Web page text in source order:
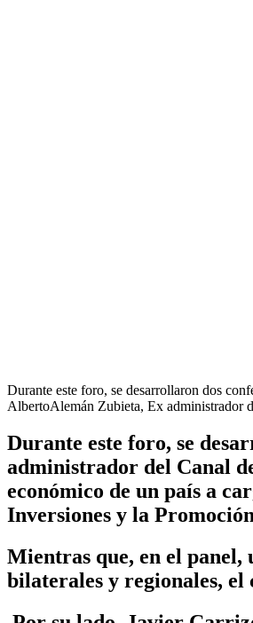
Durante este foro, se desarrollaron dos
AlbertoAlemán Zubieta, Ex administrador
Durante este foro, se
administrador del Canal
económico de un país a
Inversiones y la
Mientras que, en el panel,
bilaterales y regionales,